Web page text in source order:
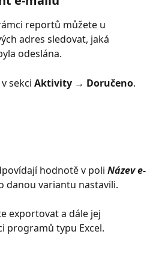
reportů můžete u
adres sledovat, jaká
odeslána.
sekci Aktivity → Doručeno.
hodnotě v poli Název e-
danou variantu nastavili.
exportovat a dále jej
programů typu Excel.